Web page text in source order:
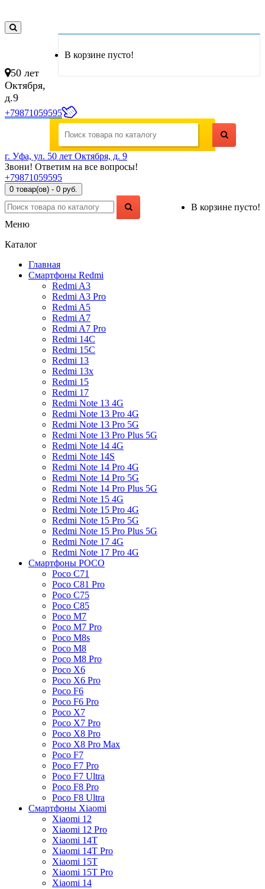
В корзине пусто!
50 лет
Октября,
д.9
+79871059595
г. Уфа, ул. 50 лет Октября, д. 9
Звони! Ответим на все вопросы!
+79871059595
0 товар(ов) - 0 руб.
В корзине пусто!
Меню
Каталог
Главная
Смартфоны Redmi
Redmi A3
Redmi A3 Pro
Redmi A5
Redmi A7
Redmi A7 Pro
Redmi 14C
Redmi 15C
Redmi 13
Redmi 13x
Redmi 15
Redmi 17
Redmi Note 13 4G
Redmi Note 13 Pro 4G
Redmi Note 13 Pro 5G
Redmi Note 13 Pro Plus 5G
Redmi Note 14 4G
Redmi Note 14S
Redmi Note 14 Pro 4G
Redmi Note 14 Pro 5G
Redmi Note 14 Pro Plus 5G
Redmi Note 15 4G
Redmi Note 15 Pro 4G
Redmi Note 15 Pro 5G
Redmi Note 15 Pro Plus 5G
Redmi Note 17 4G
Redmi Note 17 Pro 4G
Смартфоны POCO
Poco C71
Poco C81 Pro
Poco C75
Poco C85
Poco M7
Poco M7 Pro
Poco M8s
Poco M8
Poco M8 Pro
Poco X6
Poco X6 Pro
Poco F6
Poco F6 Pro
Poco X7
Poco X7 Pro
Poco X8 Pro
Poco X8 Pro Max
Poco F7
Poco F7 Pro
Poco F7 Ultra
Poco F8 Pro
Poco F8 Ultra
Смартфоны Xiaomi
Xiaomi 12
Xiaomi 12 Pro
Xiaomi 14T
Xiaomi 14T Pro
Xiaomi 15T
Xiaomi 15T Pro
Xiaomi 14